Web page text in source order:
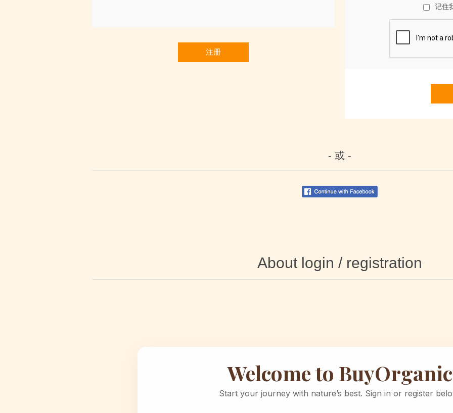
注册
记住
- 或 -
About login / registration
Welcome to BuyOrganic
Start your journey with nature’s best. Sign in or register